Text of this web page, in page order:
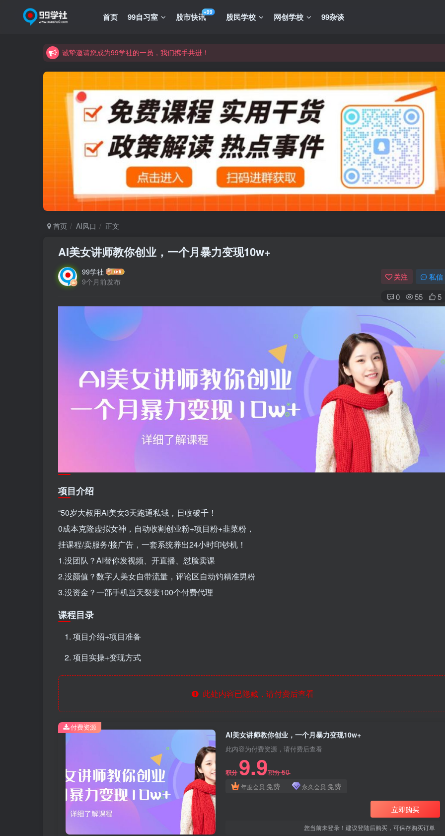
首页 99自习室 股市快讯+99 股民学校 网创学校 99杂谈
诚挚邀请您成为99学社的一员，我们携手共进！
诚挚邀请您成为99学社的一员，我们携手共进！
学习路上不孤独，99学社与你同行！分享全网优质VIP资源，炒股教程、创业教程、网络营销教程、自媒体短视频教程等，长
首页 AI风口 正文
AI美女讲师教你创业，一个月暴力变现10w+
99学社
9个月前发布
关注 私信
0 55 5
项目介绍
“50岁大叔用AI美女3天跑通私域，日收破千！
0成本克隆虚拟女神，自动收割创业粉+项目粉+韭菜粉，
挂课程/卖服务/接广告，一套系统养出24小时印钞机！
1.没团队？AI替你发视频、开直播、怼脸卖课
2.没颜值？数字人美女自带流量，评论区自动钓精准男粉
3.没资金？一部手机当天裂变100个付费代理
课程目录
项目介绍+项目准备
项目实操+变现方式
此处内容已隐藏，请付费后查看
AI美女讲师教你创业，一个月暴力变现10w+
此内容为付费资源，请付费后查看
积分 9.9积分50
年度会员 免费 永久会员 免费
立即购买
您当前未登录！建议登陆后购买，可保存购买订单
付费资源